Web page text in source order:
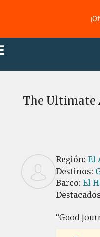
The Ultimate
Región: El
Destinos:
Barco: El
Good